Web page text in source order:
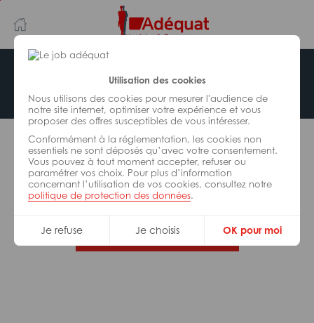
Utilisation des cookies
Nous utilisons des cookies pour mesurer l'audience de
notre site internet, optimiser votre expérience et vous
proposer des offres susceptibles de vous intéresser.
Conformément à la réglementation, les cookies non
essentiels ne sont déposés qu’avec votre consentement.
Vous pouvez à tout moment accepter, refuser ou
paramétrer vos choix. Pour plus d’information
concernant l’utilisation de vos cookies, consultez notre
politique de protection des données.
Je refuse Je choisis OK pour moi
au
contenu
principal
navigation
Offre indisponible
L’offre d’emploi que vous tentez de consulter n’est
plus disponible.
De nombreuses autres missions peuvent vous
correspondre, consultez toutes nos offres.
Trouvez votre job Adéquat !